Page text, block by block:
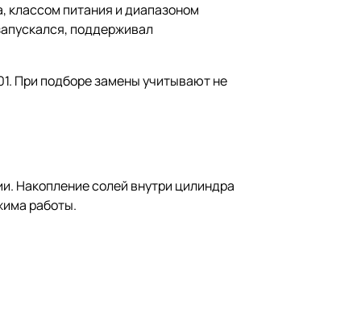
классом питания и диапазоном
поддерживал
При подборе замены учитывают не
Накопление солей внутри цилиндра
работы.